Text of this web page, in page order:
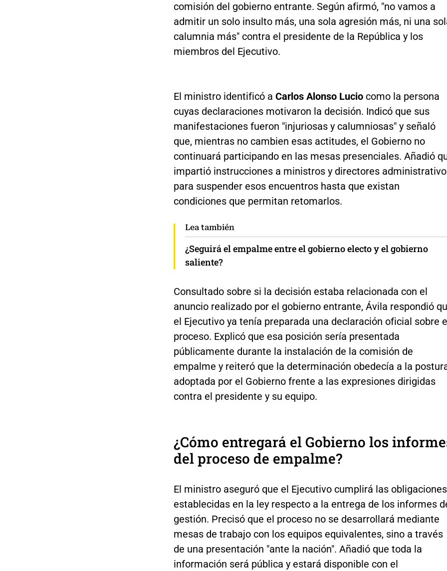
comisión del gobierno entrante. Según afirmó, "no vamos a
admitir un solo insulto más, una sola agresión más, ni una
calumnia más" contra el presidente de la República y los
miembros del Ejecutivo.
El ministro identificó a Carlos Alonso Luciocomo la persona
cuyas declaraciones motivaron la decisión. Indicó que sus
manifestaciones fueron "injuriosas y calumniosas" y señaló
que, mientras no cambien esas actitudes, el Gobierno no
continuará participando en las mesas presenciales. Añadió
impartió instrucciones a ministros y directores
para suspender esos encuentros hasta que existan
condiciones que permitan retomarlos.
Lea también
¿Seguirá el empalme entre el gobierno electo y el gobierno
saliente?
Consultado sobre si la decisión estaba relacionada con el
anuncio realizado por el gobierno entrante, Ávila respondió
el Ejecutivo ya tenía preparada una declaración oficial sobre
proceso. Explicó que esa posición sería presentada
públicamente durante la instalación de la comisión de
empalme y reiteró que la determinación obedecía a la
adoptada por el Gobierno frente a las expresiones dirigidas
contra el presidente y su equipo.
¿Cómo entregará el Gobierno los
del proceso de empalme?
El ministro aseguró que el Ejecutivo cumplirá las obligaciones
establecidas en la ley respecto a la entrega de los informes
gestión. Precisó que el proceso no se desarrollará mediante
mesas de trabajo con los equipos equivalentes, sino a través
de una presentación "ante la nación". Añadió que toda la
información será pública y estará disponible con el